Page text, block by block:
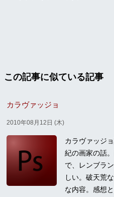
この記事に似ている記事
カラヴァッジョ
2010年08月12日 (木)
カラヴァッ
紀の画家の話
で、レンブラ
しい。破天荒
な内容。感想